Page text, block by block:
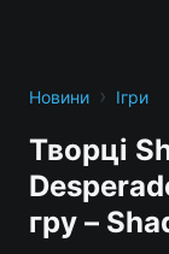
Новини › Ігри
Творці
гру –